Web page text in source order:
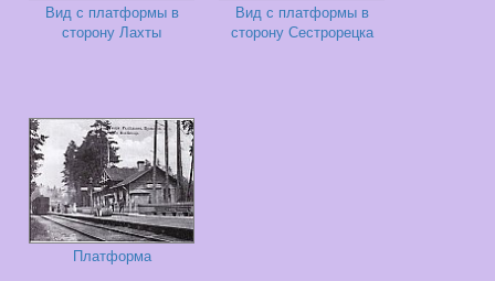
Вид с платформы в
сторону Лахты
Вид с платформы в
сторону Сестрорецка
Платформа